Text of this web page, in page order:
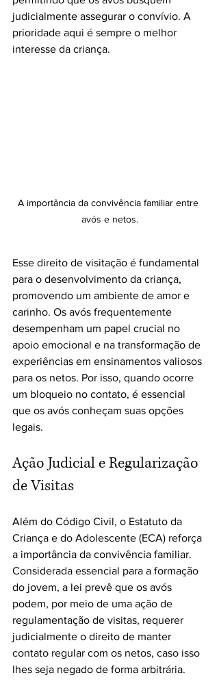
judicialmente assegurar o convívio. A
prioridade aqui é sempre o melhor
interesse da criança.
A importância da convivência familiar entre
avós e netos.
Esse direito de visitação é fundamental
para o desenvolvimento da criança,
promovendo um ambiente de amor e
carinho. Os avós frequentemente
desempenham um papel crucial no
apoio emocional e na transformação de
experiências em ensinamentos valiosos
para os netos. Por isso, quando ocorre
um bloqueio no contato, é essencial
que os avós conheçam suas opções
legais.
Ação Judicial e Regularização
de Visitas
Além do Código Civil, o Estatuto da
Criança e do Adolescente (ECA) reforça
a importância da convivência familiar.
Considerada essencial para a formação
do jovem, a lei prevê que os avós
podem, por meio de uma ação de
regulamentação de visitas, requerer
judicialmente o direito de manter
contato regular com os netos, caso isso
lhes seja negado de forma arbitrária.